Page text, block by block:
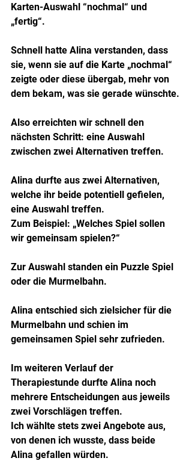
Karten-Auswahl “nochmal“ und
„fertig“.
Schnell hatte Alina verstanden, dass
sie, wenn sie auf die Karte „nochmal“
zeigte oder diese übergab, mehr von
dem bekam, was sie gerade wünschte.
Also erreichten wir schnell den
nächsten Schritt: eine Auswahl
zwischen zwei Alternativen treffen.
Alina durfte aus zwei Alternativen,
welche ihr beide potentiell gefielen,
eine Auswahl treffen.
Zum Beispiel: „Welches Spiel sollen
wir gemeinsam spielen?“
Zur Auswahl standen ein Puzzle Spiel
oder die Murmelbahn.
Alina entschied sich zielsicher für die
Murmelbahn und schien im
gemeinsamen Spiel sehr zufrieden.
Im weiteren Verlauf der
Therapiestunde durfte Alina noch
mehrere Entscheidungen aus jeweils
zwei Vorschlägen treffen.
Ich wählte stets zwei Angebote aus,
von denen ich wusste, dass beide
Alina gefallen würden.